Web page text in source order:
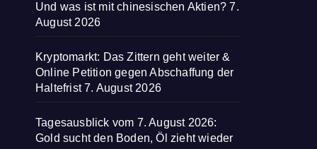
Und was ist mit chinesischen Aktien? 7.
August 2026
Kryptomarkt: Das Zittern geht weiter &
Online Petition gegen Abschaffung der
Haltefrist 7. August 2026
Tagesausblick vom 7. August 2026:
Gold sucht den Boden, Öl zieht wieder